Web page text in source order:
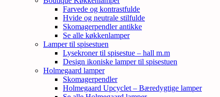
Farvede og kontrastfulde
Hvide og neutrale stilfulde
Skomagerpendler antikke
Se alle køkkenlamper
Lamper til spisestuen
Lysekroner til spisestue – hall m.m
Design ikoniske lamper til spisestuen
Holmegaard lamper
Skomagerpendler
Holmegaard Upcyclet – Bæredygtige lamper